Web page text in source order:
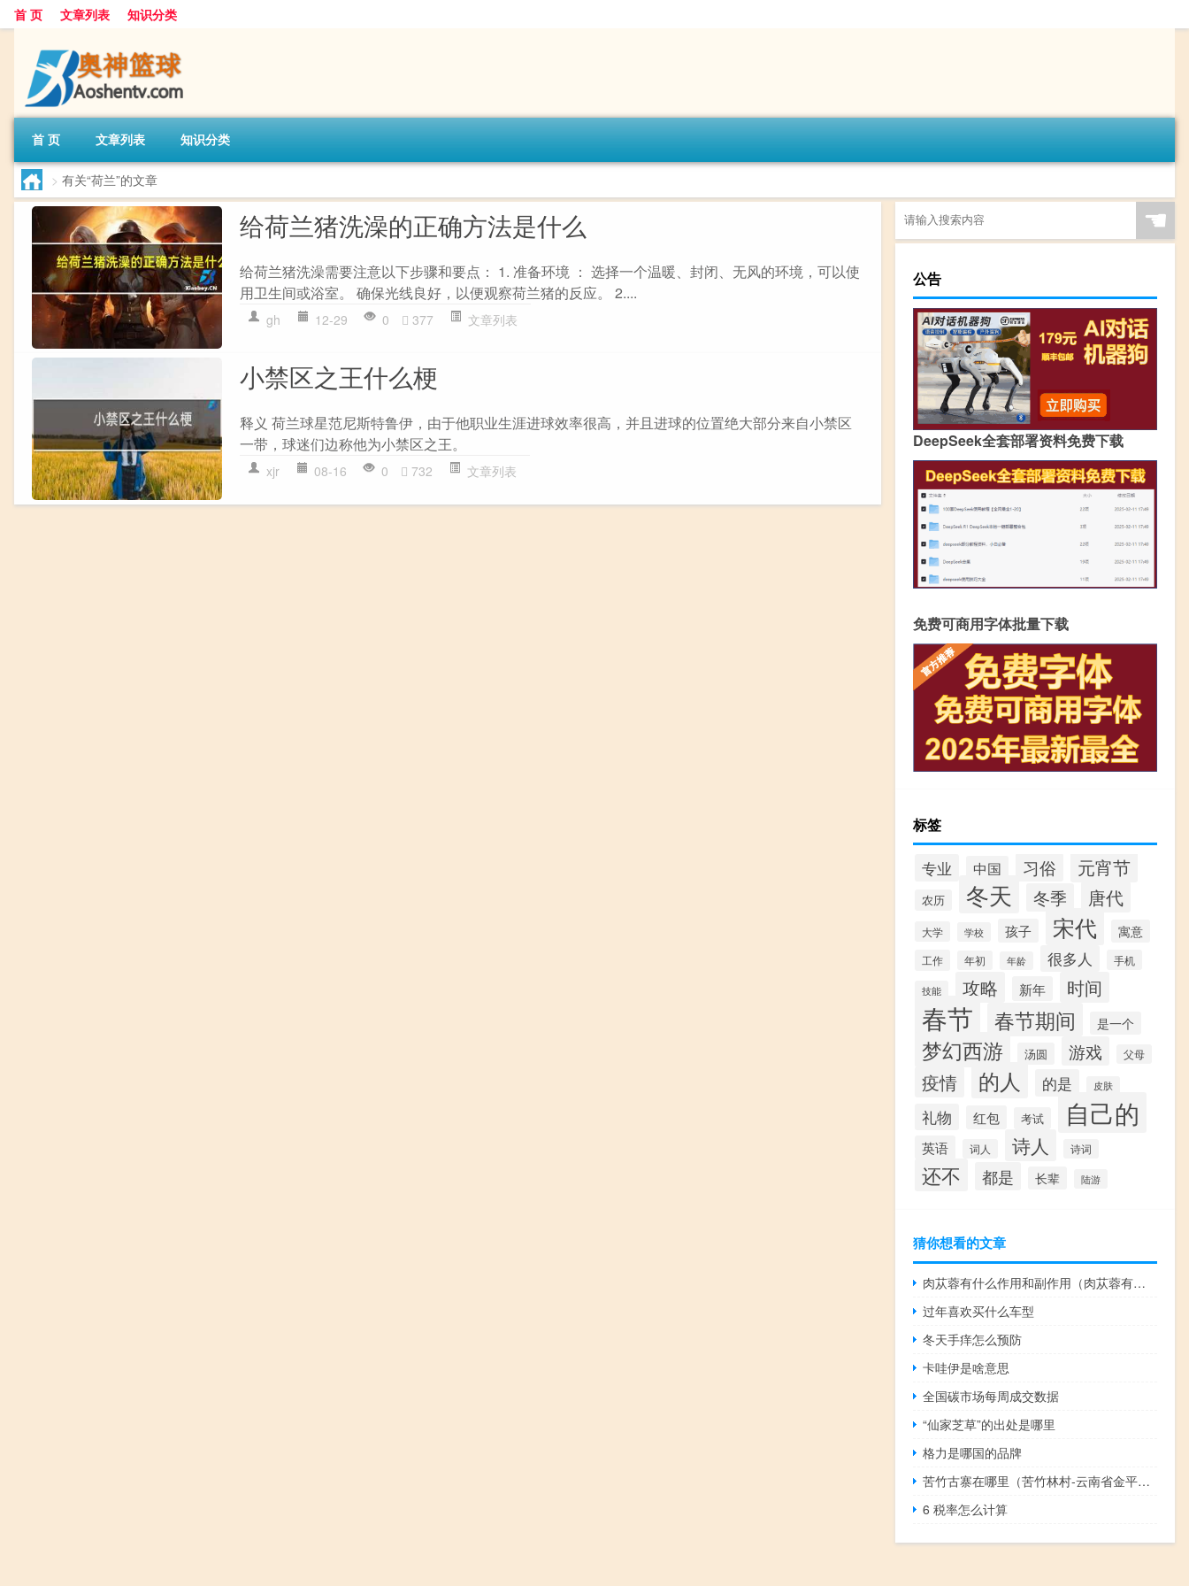
首 页 文章列表 知识分类
首 页 文章列表 知识分类
> 有关“荷兰”的文章
给荷兰猪洗澡的正确方法是什么
给荷兰猪洗澡需要注意以下步骤和要点： 1. 准备环境 ： 选择一个温暖、封闭、无风的环境，可以使
用卫生间或浴室。 确保光线良好，以便观察荷兰猪的反应。 2....
gh 12-29 0 377 文章列表
小禁区之王什么梗
释义 荷兰球星范尼斯特鲁伊，由于他职业生涯进球效率很高，并且进球的位置绝大部分来自小禁区
一带，球迷们边称他为小禁区之王。‌‌‌‌‌‌‌‌‌‌‌‌
xjr 08-16 0 732 文章列表
☚
公告
DeepSeek全套部署资料免费下载
免费可商用字体批量下载
标签
专业 中国 习俗 元宵节
农历 冬天 冬季 唐代
大学 学校 孩子 宋代 寓意
工作 年初 年龄 很多人 手机
技能 攻略 新年 时间
春节 春节期间 是一个
梦幻西游 汤圆 游戏 父母
疫情 的人 的是 皮肤
礼物 红包 考试 自己的
英语 词人 诗人 诗词
还不 都是 长辈 陆游
猜你想看的文章
肉苁蓉有什么作用和副作用（肉苁蓉有什么作用）
过年喜欢买什么车型
冬天手痒怎么预防
卡哇伊是啥意思
全国碳市场每周成交数据
“仙家芝草”的出处是哪里
格力是哪国的品牌
苦竹古寨在哪里（苦竹林村-云南省金平县老勐乡苦竹林村简介）
6 税率怎么计算